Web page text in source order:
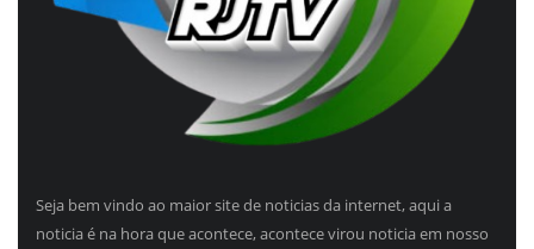
Seja bem vindo ao maior site de noticias da internet, aqui a
noticia é na hora que acontece, acontece virou noticia em nosso